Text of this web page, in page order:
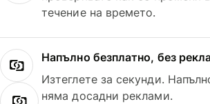
течение на времето.
Напълно безплатно, без
Изтеглете за секунди.
няма досадни реклами.